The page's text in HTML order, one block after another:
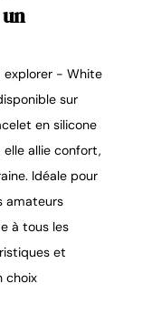
explorer - White
sur
en silicone
allie confort,
Idéale pour
amateurs
à tous les
et
choix